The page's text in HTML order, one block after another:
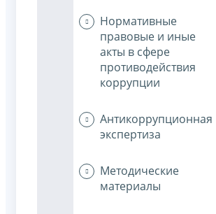
Нормативные
правовые и иные
акты в сфере
противодействия
коррупции
Антикоррупционная
экспертиза
Методические
материалы